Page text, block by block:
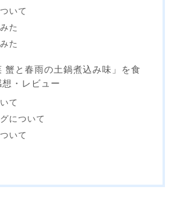
いて
た
た
蟹と春雨の土鍋煮込み味」を食
・レビュー
て
について
いて